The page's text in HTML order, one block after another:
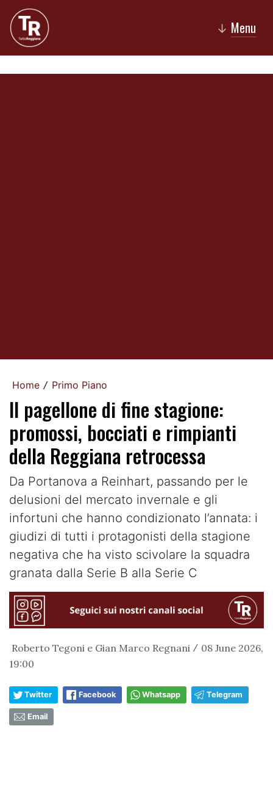
↓ Menu
Home / Primo Piano
Il pagellone di fine stagione:
promossi, bocciati e rimpianti
della Reggiana retrocessa
Da Portanova a Reinhart, passando per le
delusioni del mercato invernale e gli
infortuni che hanno condizionato l’annata: i
giudizi di tutti i protagonisti della stagione
negativa che ha visto scivolare la squadra
granata dalla Serie B alla Serie C
Roberto Tegoni e Gian Marco Regnani / 08 June 2026,
19:00
Twitter Facebook Whatsapp Telegram
Email